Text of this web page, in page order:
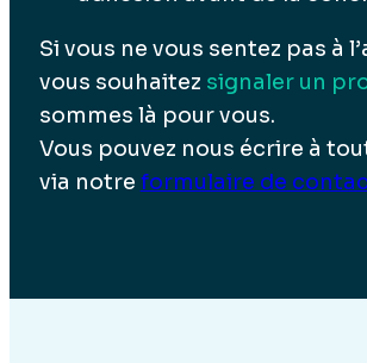
Si vous ne vous sentez pas à
vous souhaitez signaler un
sommes là pour vous.
Vous pouvez nous écrire à
via notre formulaire de